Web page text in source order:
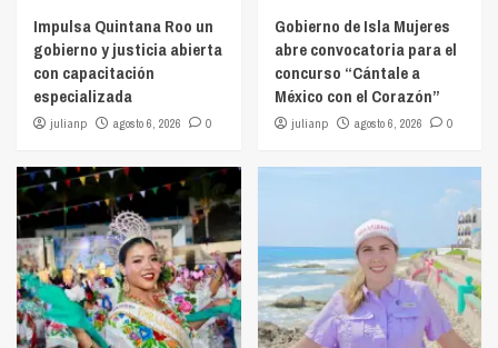
Impulsa Quintana Roo un
gobierno y justicia abierta
con capacitación
especializada
julianp agosto 6, 2026 0
Gobierno de Isla Mujeres
abre convocatoria para el
concurso “Cántale a
México con el Corazón”
julianp agosto 6, 2026 0